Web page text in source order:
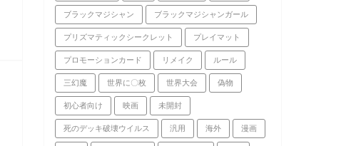
ブラックマジシャン ブラックマジシャンガール
プリズマティックシークレット プレイマット
プロモーションカード リメイク ルール
三幻魔 世界に〇枚 世界大会 偽物
初心者向け 映画 未開封
死のデッキ破壊ウイルス 汎用 海外 漫画